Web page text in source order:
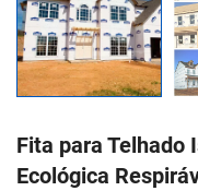
Fita para Telhado
Ecológica